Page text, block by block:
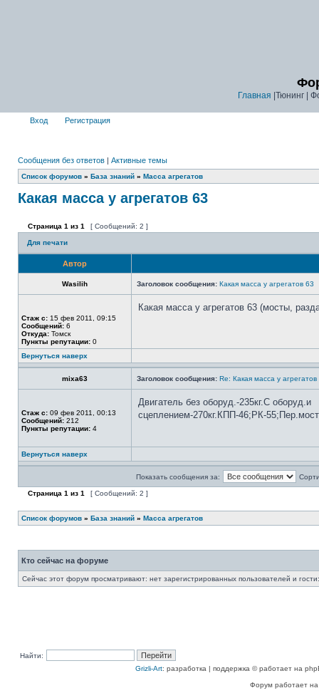
Главная |Тюнинг |
Вход Регистрация
Сообщения без ответов | Активные темы
Список форумов » База знаний » Масса агрегатов
Какая масса у агрегатов 63
Страница 1 из 1 [ Сообщений: 2 ]
Для печати
Автор
Wasilih Заголовок сообщения: Какая масса у агрегатов 63
Стаж с: 15 фев 2011, 09:15
Сообщений: 6
Откуда: Томск
Пункты репутации: 0
Какая масса у агрегатов 63 (мосты,
Вернуться наверх
mixa63 Заголовок сообщения: Re: Какая масса у агрегатов
Стаж с: 09 фев 2011, 00:13
Сообщений: 212
Пункты репутации: 4
Двигатель без оборуд.-235кг.С оборуд.и
сцеплением-270кг.КПП-46;РК-
Вернуться наверх
Показать сообщения за:
Страница 1 из 1 [ Сообщений: 2 ]
Список форумов » База знаний » Масса агрегатов
Кто сейчас на форуме
Сейчас этот форум просматривают: нет зарегистрированных пользователей и
Найти:
Grizli-Art: разработка | поддержка © работает на
Форум работает